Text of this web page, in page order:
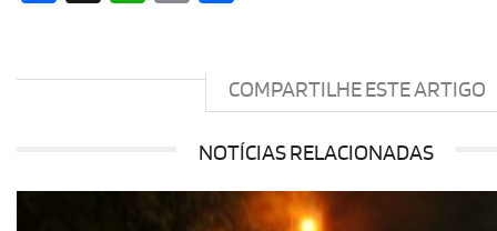
COMPARTILHE ESTE ARTIGO
NOTÍCIAS RELACIONADAS